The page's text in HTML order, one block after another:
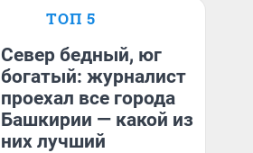
ТОП 5
Север бедный, юг
богатый: журналист
проехал все города
Башкирии — какой из
них лучший